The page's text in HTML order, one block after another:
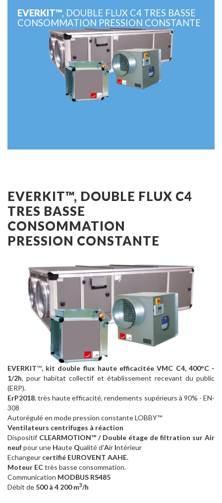
EVERKIT™, DOUBLE FLUX C4 TRES BASSE
CONSOMMATION PRESSION CONSTANTE
EVERKIT™, DOUBLE FLUX C4
TRES BASSE
CONSOMMATION
PRESSION CONSTANTE
EVERKIT™, kit double flux haute efficacitée VMC C4, 400°C -
1/2h, pour habitat collectif et établissement recevant du public
(ERP).
ErP2018, très haute efficacité, rendements supérieurs à 90% - EN-
308
Autorégulé en mode pression constante LOBBY™
Ventilateurs centrifuges à réaction
Dispositif CLEARMOTION™ / Double étage de filtration sur Air
neufpour une Haute Qualité d'Air Intérieur
Echangeur certifié EUROVENT AAHE.
Moteur ECtrès basse consommation.
Communication MODBUS RS485
Débit de 500 à 4 200 m3/h